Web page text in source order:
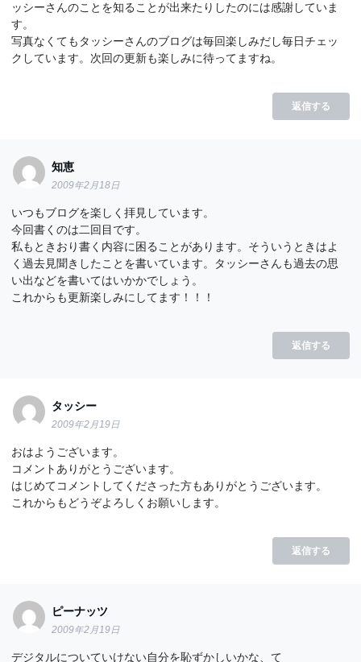
ッシーさんのことを知ることが出来たりしたのには感謝していま
す。
写真なくてもタッシーさんのブログは毎回楽しみだし毎日チェッ
クしています。次回の更新も楽しみに待ってますね。
返信する
知恵
2009年2月18日
いつもブログを楽しく拝見しています。
今回書くのは二回目です。
私もときおり書く内容に困ることがあります。そういうときはよ
く過去見聞きしたことを書いています。タッシーさんも過去の思
い出などを書いてはいかかでしょう。
これからも更新楽しみにしてます！！！
返信する
タッシー
2009年2月19日
おはようございます。
コメントありがとうございます。
はじめてコメントしてくださった方もありがとうございます。
これからもどうぞよろしくお願いします。
返信する
ピーナッツ
2009年2月19日
デジタルについていけない自分を恥ずかしいかな、て